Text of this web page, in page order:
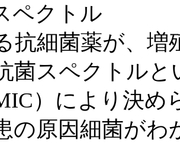
ペクトル
抗細菌薬が、増
菌スペクトルと
）により決め
の原因細菌がわ